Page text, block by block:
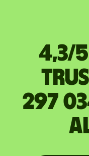
4,3/
297